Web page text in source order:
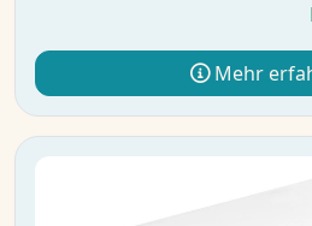
Mehr